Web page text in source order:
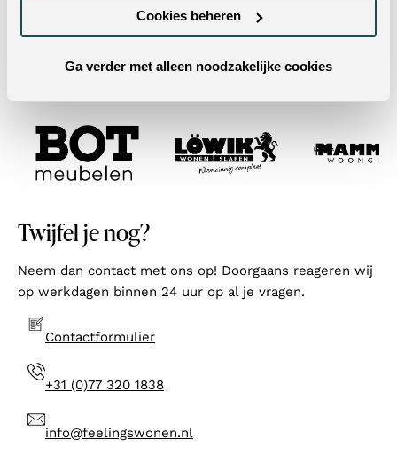
Cookies beheren
Ga verder met alleen noodzakelijke cookies
postcode of woonplaats in te vulling in de zoekbalk,
vind je met één klik de dichtstbijzijnde winkels.
Twijfel je nog?
Neem dan contact met ons op! Doorgaans reageren wij
op werkdagen binnen 24 uur op al je vragen.
Contactformulier
+31 (0)77 320 1838
info@feelingswonen.nl